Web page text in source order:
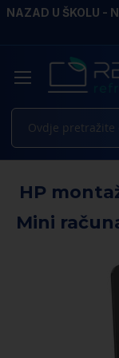
NAZAD U ŠKOLU
HP
Mini